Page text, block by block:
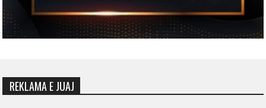
REKLAMA E JUAJ